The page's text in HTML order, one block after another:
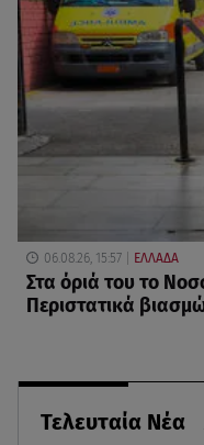
Τελευταία Νέα
06.08.26, 15:57 ΕΛΛΑΔΑ
Στα όριά του το
Περιστατικά